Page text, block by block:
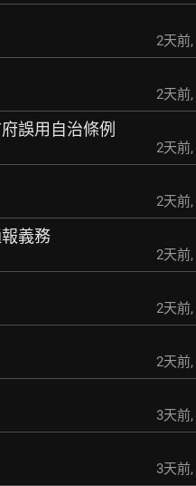
2天前,
2天前,
誤用自治條例
2天前,
2天前,
義務
2天前,
2天前,
2天前,
3天前,
3天前,